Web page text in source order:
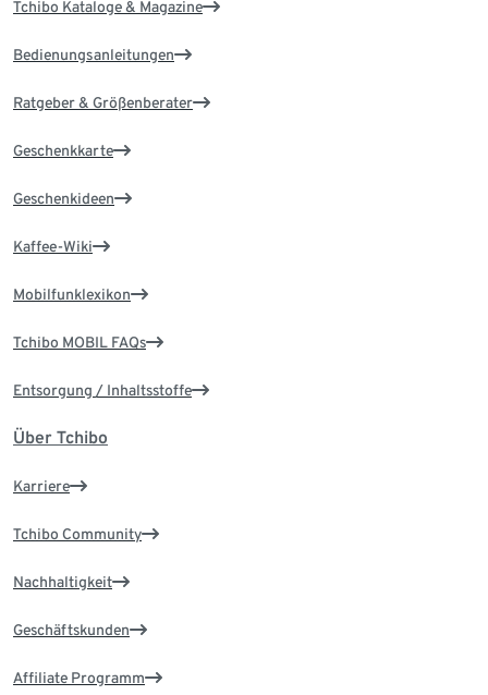
Tchibo Kataloge & Magazine
Bedienungsanleitungen
Ratgeber & Größenberater
Geschenkkarte
Geschenkideen
Kaffee-Wiki
Mobilfunklexikon
Tchibo MOBIL FAQs
Entsorgung / Inhaltsstoffe
Über Tchibo
Karriere
Tchibo Community
Nachhaltigkeit
Geschäftskunden
Affiliate Programm